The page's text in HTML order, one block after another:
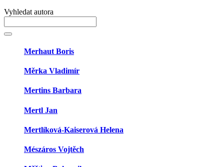
Vyhledat autora
Merhaut Boris
Měrka Vladimír
Mertins Barbara
Mertl Jan
Mertlíková-Kaiserová Helena
Mészáros Vojtěch